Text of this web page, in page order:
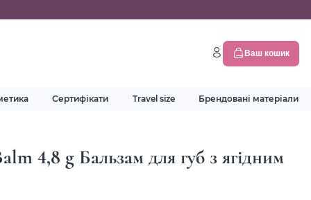
Ваш кошик
Сертифікати Travel size Брендовані матеріали
4,8 g Бальзам для губ з ягідним